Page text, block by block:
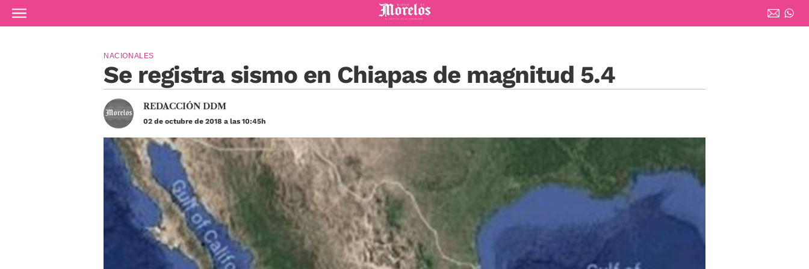
Ir al contenido principal
Diario de Morelos
Se registra sismo en Chiapas de magnitud 5.4
NACIONALES
REDACCIÓN DDM
02 de octubre de 2018 a las 10:45h